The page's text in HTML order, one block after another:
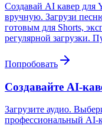
Создавай AI кавер для
вручную. Загрузи
готовым для Shorts,
регулярной загрузки.
Попробовать
Создавайте AI-
Загрузите аудио.
профессиональный AI-